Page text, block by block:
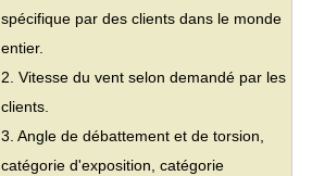
spécifique par des clients dans le monde
entier.
2. Vitesse du vent selon demandé par les
clients.
3. Angle de débattement et de torsion,
catégorie d'exposition, catégorie